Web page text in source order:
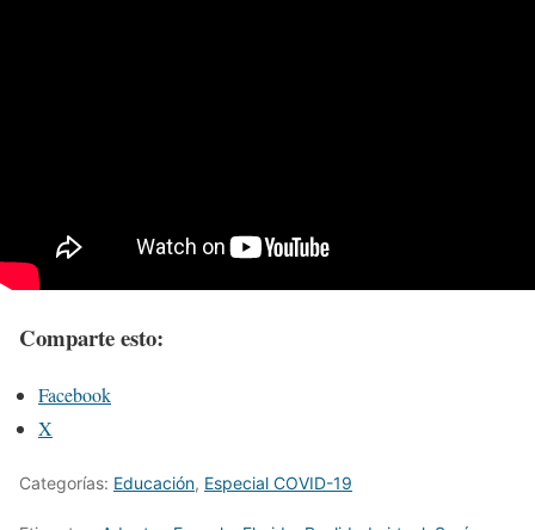
Comparte esto:
Facebook
X
Categorías: Educación, Especial COVID-19